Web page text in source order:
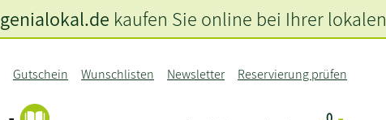
Gutschein Wunschlisten Newsletter Reservierung prüfen
genialokal.de kaufen Sie online bei Ihrer lokalen